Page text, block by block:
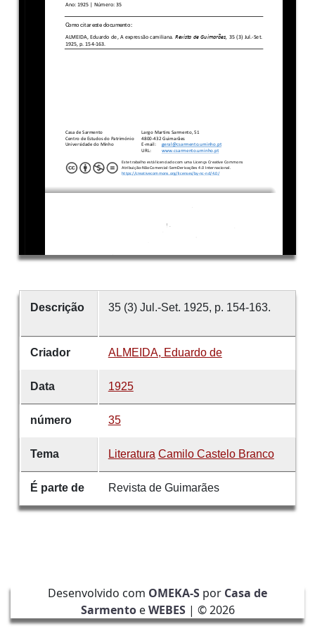
Descrição 35 (3) Jul.-Set. 1925, p. 154-163.
Criador ALMEIDA, Eduardo de
Data 1925
número 35
Tema Literatura Camilo Castelo Branco
É parte de Revista de Guimarães
Desenvolvido com OMEKA-S por Casa de
SarmentoeWEBES| ©2026